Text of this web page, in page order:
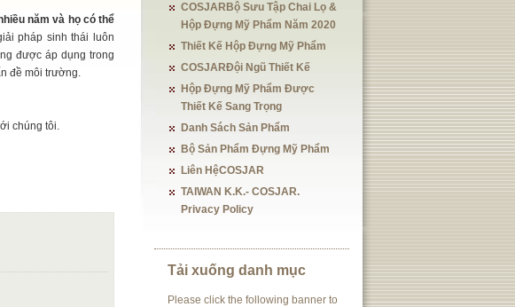
năm và họ có thể
pháp sinh thái luôn
được áp dụng trong
đề môi trường.
chúng tôi.
COSJARBộ Sưu Tập Chai Lọ &
Hộp Đựng Mỹ Phẩm Năm 2020
Thiết Kế Hộp Đựng Mỹ Phẩm
COSJARĐội Ngũ Thiết Kế
Hộp Đựng Mỹ Phẩm Được
Thiết Kế Sang Trọng
Danh Sách Sản Phẩm
Bộ Sản Phẩm Đựng Mỹ Phẩm
Liên HệCOSJAR
TAIWAN K.K.- COSJAR.
Privacy Policy
Tải xuống danh mục
Please click the following banner to